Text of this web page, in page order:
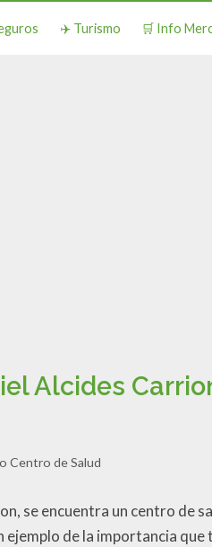
✈️ Turismo 🛒 Info
Alcides
Centro de Salud
se encuentra un centro de
de la importancia